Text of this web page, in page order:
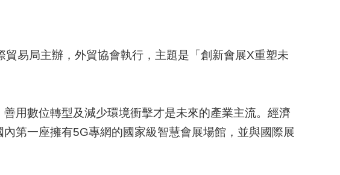
易局主辦，外貿協會執行，主題是「創新會展X重塑未
用數位轉型及減少環境衝擊才是未來的產業主流。經濟
第一座擁有5G專網的國家級智慧會展場館，並與國際展